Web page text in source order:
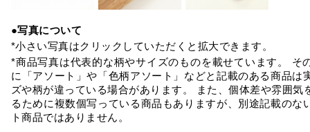
●写真について
*小さい写真はクリックしていただくと拡大できます。
*商品写真は代表的な柄やサイズのものを載せています。 そ
に「アソート」や「色柄アソート」などと記載のある商品は
ズや柄が違っている場合があります。 また、個体差や雰囲気
るために複数個写っている商品もありますが、別途記載のな
ト商品ではありません。